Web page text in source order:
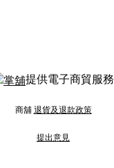
提供電子商貿服務
商舖 退貨及退款政策
提出意見